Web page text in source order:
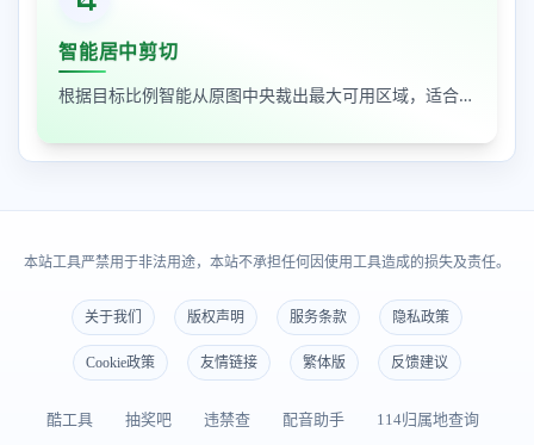
智能居中剪切
根据目标比例智能从原图中央裁出最大可用区域，适合封面图、缩略图和平台尺寸适配
本站工具严禁用于非法用途，本站不承担任何因使用工具造成的损失及责任。
关于我们 版权声明 服务条款 隐私政策
Cookie政策 友情链接 繁体版 反馈建议
酷工具 抽奖吧 违禁查 配音助手 114归属地查询